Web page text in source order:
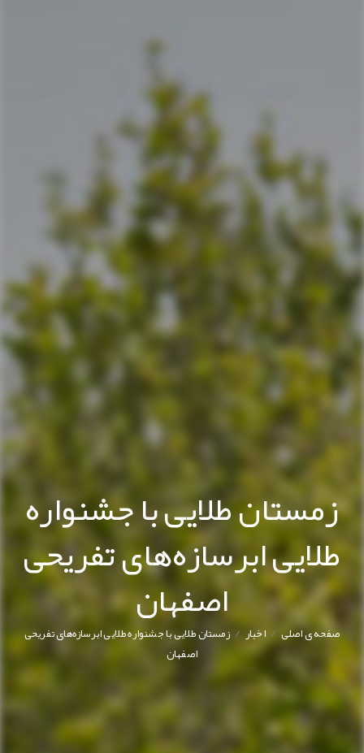
زمستان طلایی با جشنواره
طلایی ابرسازه‌های تفریحی
اصفهان
صفحه ی اصلی/ اخبار/ زمستان طلایی با جشنواره طلایی ابرسازه‌های تفریحی
اصفهان